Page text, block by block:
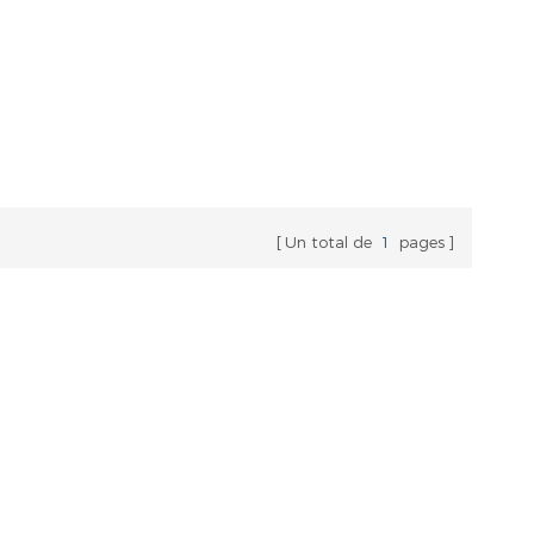
Un total de 1 pages